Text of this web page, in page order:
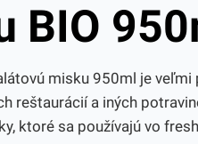
BIO
misku 950ml je
reštaurácií a iných
ktoré sa používajú vo